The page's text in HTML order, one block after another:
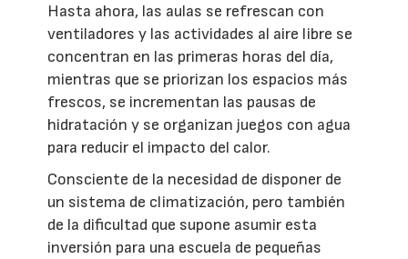
Hasta ahora, las aulas se refrescan con
ventiladores y las actividades al aire libre se
concentran en las primeras horas del día,
mientras que se priorizan los espacios más
frescos, se incrementan las pausas de
hidratación y se organizan juegos con agua
para reducir el impacto del calor.
Consciente de la necesidad de disponer de
un sistema de climatización, pero también
de la dificultad que supone asumir esta
inversión para una escuela de pequeñas